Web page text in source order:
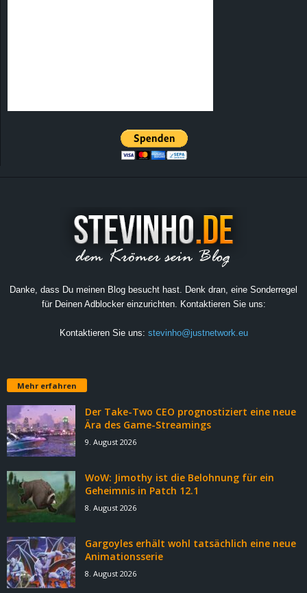
Danke, dass Du meinen Blog besucht hast. Denk dran, eine Sonderregel
für Deinen Adblocker einzurichten. Kontaktieren Sie uns:
Kontaktieren Sie uns: stevinho@justnetwork.eu
Mehr erfahren
Der Take-Two CEO prognostiziert eine neue
Ära des Game-Streamings
9. August 2026
WoW: Jimothy ist die Belohnung für ein
Geheimnis in Patch 12.1
8. August 2026
Gargoyles erhält wohl tatsächlich eine neue
Animationsserie
8. August 2026